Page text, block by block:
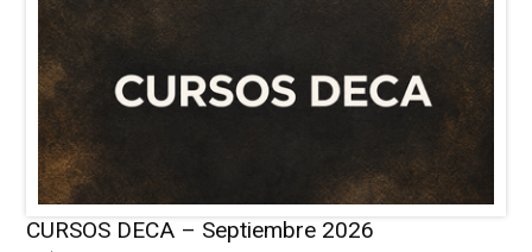
CURSOS DECA – Septiembre 2026